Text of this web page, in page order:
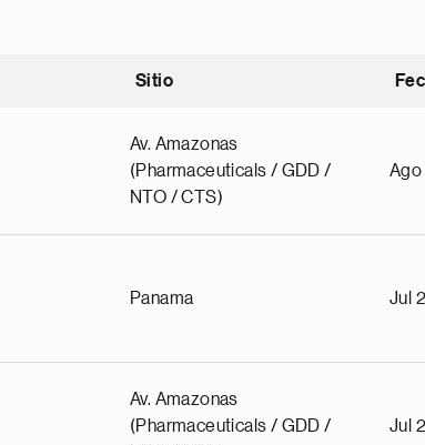
Sitio
Av. Amazonas
(Pharmaceuticals / GDD /
NTO / CTS)
Ago
Panama Jul
Av. Amazonas
(Pharmaceuticals / GDD /
Jul